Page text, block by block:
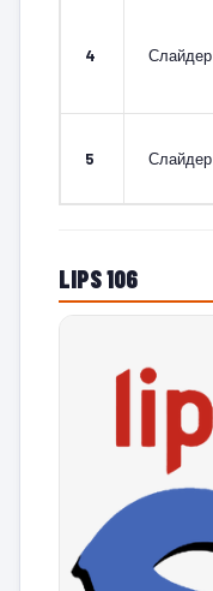
4 Слайдер
5 Слайдер
LIPS 106